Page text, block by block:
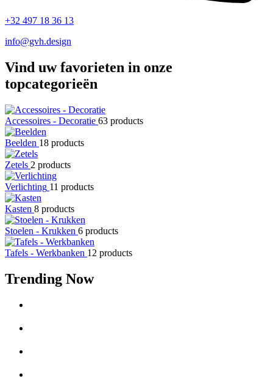
+32 497 18 36 13
info@gvh.design
Vind uw favorieten in onze
topcategorieën
Accessoires - Decoratie 63 products
Beelden 18 products
Zetels 2 products
Verlichting 11 products
Kasten 8 products
Stoelen - Krukken 6 products
Tafels - Werkbanken 12 products
Trending Now